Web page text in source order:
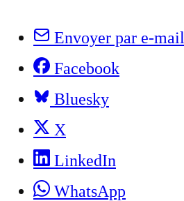
Envoyer par e-mail
Facebook
Bluesky
X
LinkedIn
WhatsApp